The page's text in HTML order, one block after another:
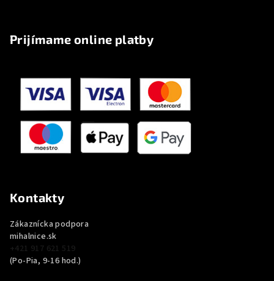
Prijímame online platby
Kontakty
Zákaznícka podpora
mihalnice.sk
+421 917 621 519
(Po-Pia, 9-16 hod.)